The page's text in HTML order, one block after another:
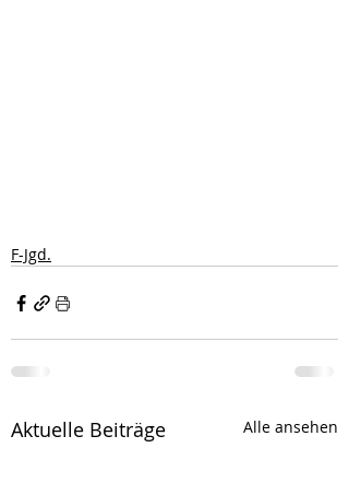
F-Jgd.
Aktuelle Beiträge Alle ansehen